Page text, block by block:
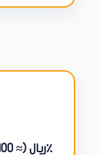
45,360 ريال (≈ 12,100 دولار) بعد خصم 30٪